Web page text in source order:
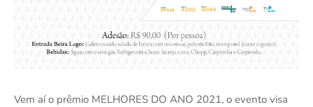
Vem aí o prêmio MELHORES DO ANO 2021, o evento visa